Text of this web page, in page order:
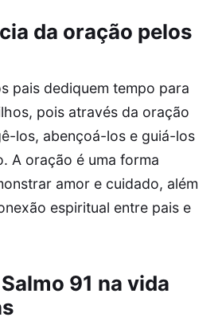
da oração pelos
pais dediquem tempo para
pois através da oração
los, abençoá-los e guiá-los
A oração é uma forma
amor e cuidado, além
espiritual entre pais e
91 na vida